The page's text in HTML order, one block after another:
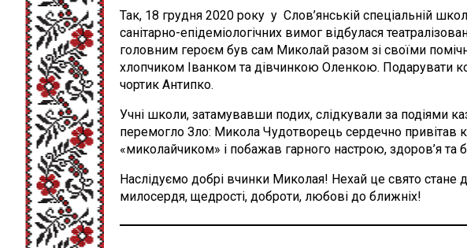
Так, 18 грудня 2020 року у Слов’янській спеціальній
санітарно-епідеміологічних вимог відбулася
головним героєм був сам Миколай разом зі своїми
хлопчиком Іванком та дівчинкою Оленкою. Подарувати
чортик Антипко.
Учні школи, затамувавши подих, слідкували за подіями
перемогло Зло: Микола Чудотворець сердечно привітав
«миколайчиком» і побажав гарного настрою, здоров’я та
Наслідуємо добрі вчинки Миколая! Нехай це свято стане
милосердя, щедрості, доброти, любові до ближніх!